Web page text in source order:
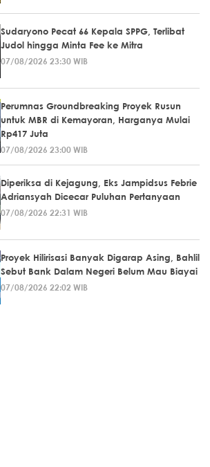
Sudaryono Pecat 66 Kepala SPPG, Terlibat
Judol hingga Minta Fee ke Mitra
07/08/2026 23:30 WIB
Perumnas Groundbreaking Proyek Rusun
untuk MBR di Kemayoran, Harganya Mulai
Rp417 Juta
07/08/2026 23:00 WIB
Diperiksa di Kejagung, Eks Jampidsus Febrie
Adriansyah Dicecar Puluhan Pertanyaan
07/08/2026 22:31 WIB
Proyek Hilirisasi Banyak Digarap Asing, Bahlil
Sebut Bank Dalam Negeri Belum Mau Biayai
07/08/2026 22:02 WIB